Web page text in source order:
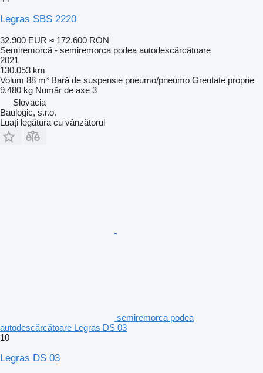
Legras SBS 2220
32.900 EUR ≈ 172.600 RON
Semiremorcă - semiremorca podea autodescărcătoare
2021
130.053 km
Volum 88 m³ Bară de suspensie pneumo/pneumo Greutate proprie
9.480 kg Număr de axe 3
Slovacia
Baulogic, s.r.o.
Luați legătura cu vânzătorul
semiremorca podea
autodescărcătoare Legras DS 03
10
Legras DS 03